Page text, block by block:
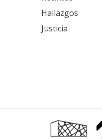
Hallazgos
Justicia